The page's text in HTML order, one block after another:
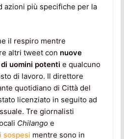
azioni più specifiche per la
il respiro mentre
altri tweet con nuove
uomini potenti e qualcuno
di lavoro. Il direttore
quotidiano di Città del
licenziato in seguito ad
Tre giornalisti
Chilango e
sospesi mentre sono in